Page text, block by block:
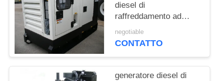
diesel di
raffreddamento ad
acqua Kubota 8KW
50HZ 1500RPM
negotiable
CONTATTO
generatore diesel di